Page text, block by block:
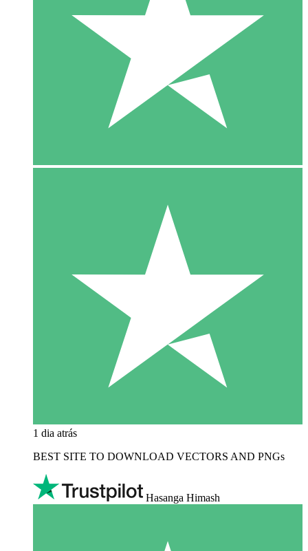
1 dia atrás
BEST SITE TO DOWNLOAD VECTORS AND PNGs
Hasanga Himash